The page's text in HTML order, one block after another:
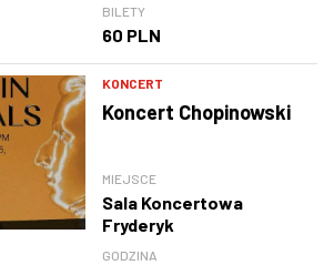
BILETY
60 PLN
KONCERT
Koncert Chopinowski
MIEJSCE
Sala Koncertowa
Fryderyk
GODZINA